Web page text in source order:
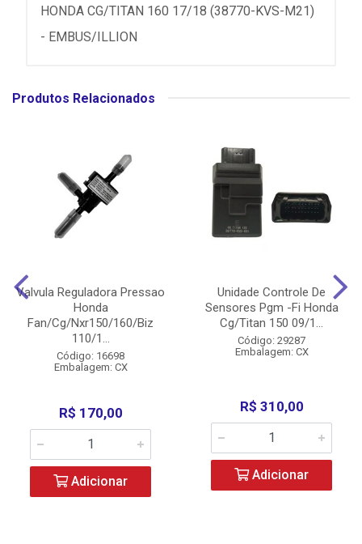
HONDA CG/TITAN 160 17/18 (38770-KVS-M21)
- EMBUS/ILLION
Produtos Relacionados
Valvula Reguladora Pressao
Honda
Fan/Cg/Nxr150/160/Biz
110/1...
Código: 16698
Embalagem: CX
R$ 170,00
Adicionar
Unidade Controle De
Sensores Pgm -Fi Honda
Cg/Titan 150 09/1...
Código: 29287
Embalagem: CX
R$ 310,00
Adicionar